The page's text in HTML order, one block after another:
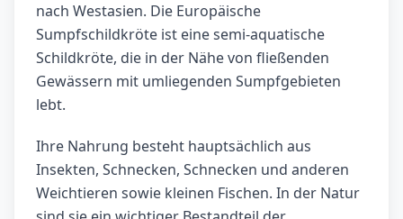
nach Westasien. Die Europäische
Sumpfschildkröte ist eine semi-aquatische
Schildkröte, die in der Nähe von fließenden
Gewässern mit umliegenden Sumpfgebieten
lebt.
Ihre Nahrung besteht hauptsächlich aus
Insekten, Schnecken, Schnecken und anderen
Weichtieren sowie kleinen Fischen. In der Natur